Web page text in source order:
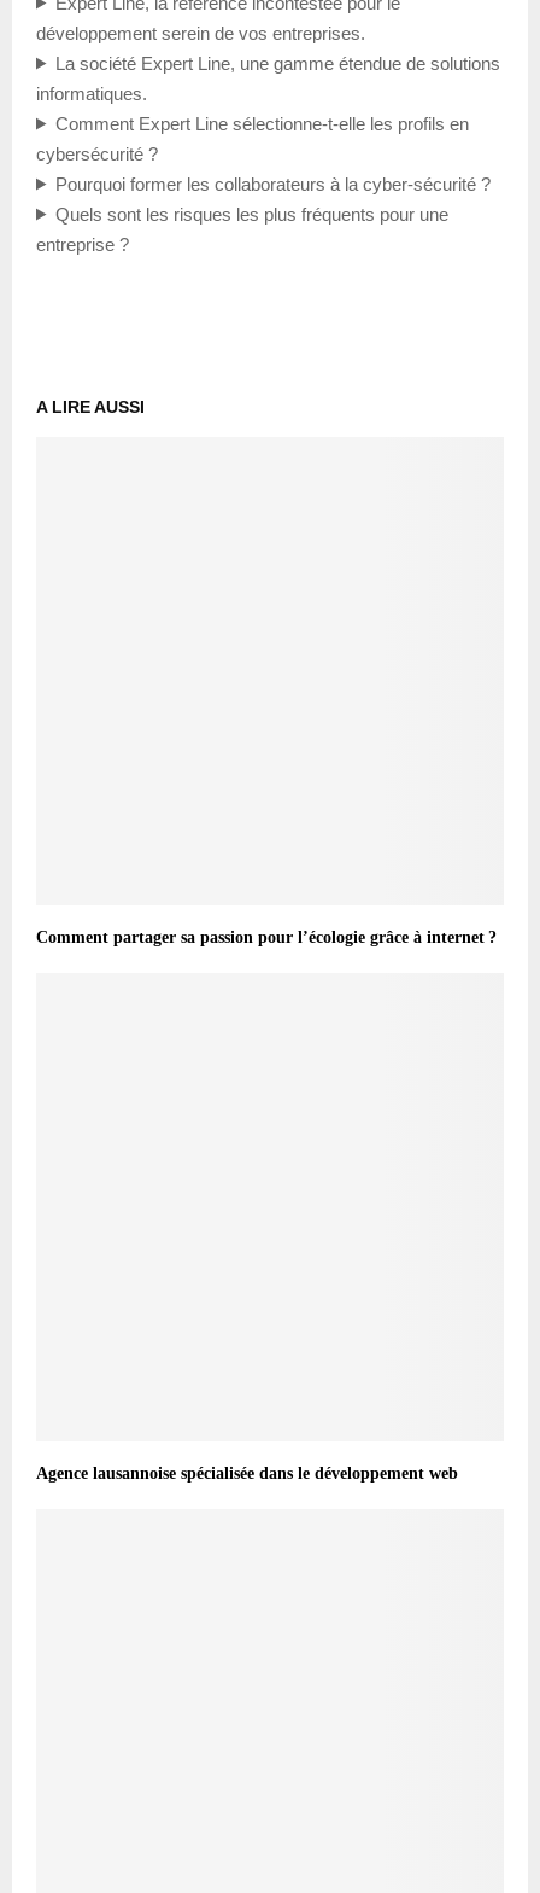
développement serein de vos entreprises.
La société Expert Line, une gamme étendue de solutions
informatiques.
Comment Expert Line sélectionne-t-elle les profils en
cybersécurité ?
Pourquoi former les collaborateurs à la cyber-sécurité ?
Quels sont les risques les plus fréquents pour une
entreprise ?
A LIRE AUSSI
Comment partager sa passion pour l’écologie grâce à internet ?
Agence lausannoise spécialisée dans le développement web